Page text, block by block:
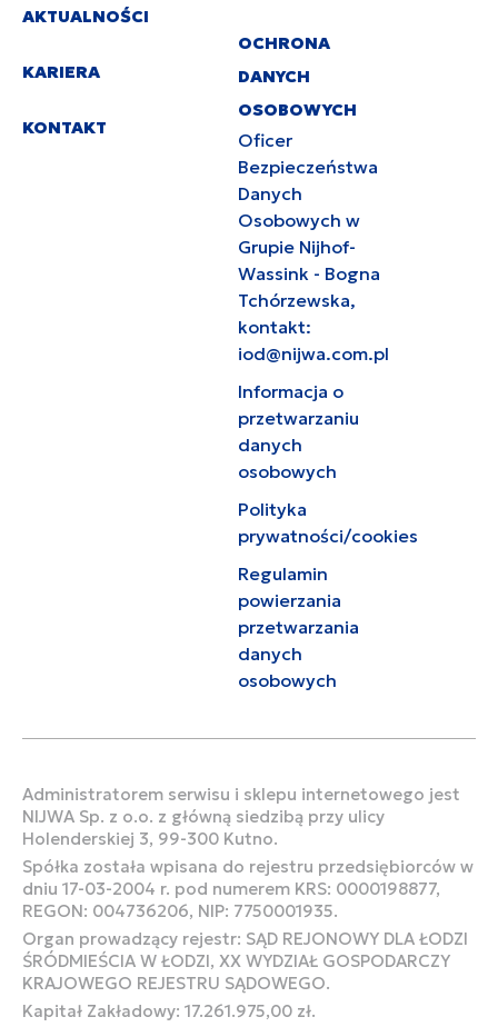
AKTUALNOŚCI
KARIERA
KONTAKT
OCHRONA
DANYCH
OSOBOWYCH
Oficer
Bezpieczeństwa
Danych
Osobowych w
Grupie Nijhof-
Wassink - Bogna
Tchórzewska,
kontakt:
iod@nijwa.com.pl
Informacja o
przetwarzaniu
danych
osobowych
Polityka
prywatności/cookies
Regulamin
powierzania
przetwarzania
danych
osobowych
Administratorem serwisu i sklepu internetowego jest
NIJWA Sp. z o.o. z główną siedzibą przy ulicy
Holenderskiej 3, 99-300 Kutno.
Spółka została wpisana do rejestru przedsiębiorców w
dniu 17-03-2004 r. pod numerem KRS: 0000198877,
REGON: 004736206, NIP: 7750001935.
Organ prowadzący rejestr: SĄD REJONOWY DLA ŁODZI
ŚRÓDMIEŚCIA W ŁODZI, XX WYDZIAŁ GOSPODARCZY
KRAJOWEGO REJESTRU SĄDOWEGO.
Kapitał Zakładowy: 17.261.975,00 zł.